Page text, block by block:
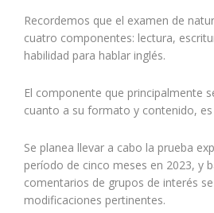
Recordemos que el examen de
cuatro componentes: lectura,
habilidad para hablar inglés.
El componente que principalmente
cuanto a su formato y contenido, es
Se planea llevar a cabo la prueba
período de cinco meses en 2023, y
comentarios de grupos de interés
modificaciones pertinentes.